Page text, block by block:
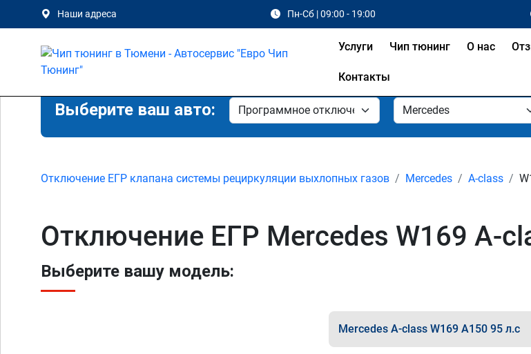
Наши адреса Пн-Сб | 09:00 - 19:00
Услуги Чип тюнинг О нас
Контакты
Выберите ваш авто:
Отключение ЕГР клапана системы рециркуляции выхлопных газов Mercedes A-class
Отключение ЕГР Mercedes W169 A-
Выберите вашу модель:
Mercedes A-class W169 A150 95 л.с